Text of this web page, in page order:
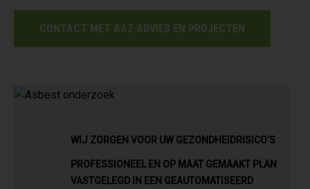
CONTACT MET AAZ ADVIES EN PROJECTEN
WIJ ZORGEN VOOR UW GEZONDHEIDRISICO’S
PROFESSIONEEL EN OP MAAT GEMAAKT PLAN
VASTGELEGD IN EEN GEAUTOMATISEERD